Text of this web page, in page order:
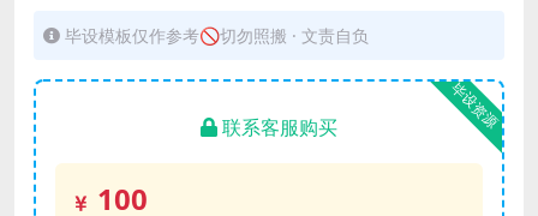
毕设模板仅作参考🚫切勿照搬 · 文责自负
毕设资源
联系客服购买
100